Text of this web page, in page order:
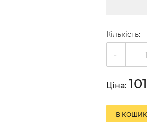
Кількість:
-
Ціна: 101
В КОШИК